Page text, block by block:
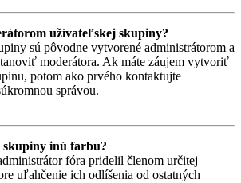
užívateľskej skupiny?
sú pôvodne vytvorené administrátorom a
moderátora. Ak máte záujem vytvoriť
potom ako prvého kontaktujte
správou.
skupiny inú farbu?
fóra pridelil členom určitej
uľahčenie ich odlíšenia od ostatných